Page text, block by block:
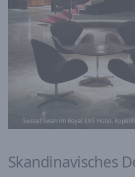
Sessel Swan im Royal SAS Hotel,
Skandinavisches